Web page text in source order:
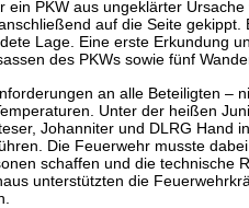
ein PKW aus ungeklärter
auf die Seite
Lage. Eine erste Erkundung
des PKWs sowie fünf
an alle Beteiligten –
Unter der heißen
Johanniter und DLRG Hand
Die Feuerwehr musste
schaffen und die technische
unterstützten die